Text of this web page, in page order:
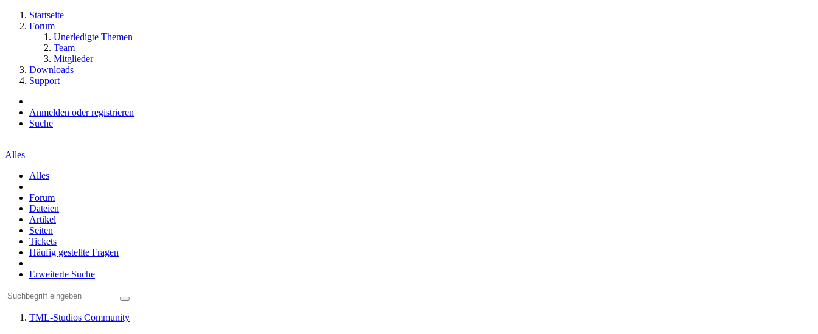
Startseite
Forum
Unerledigte Themen
Team
Mitglieder
Downloads
Support
Anmelden oder registrieren
Suche
Alles
Alles
Forum
Dateien
Artikel
Seiten
Tickets
Häufig gestellte Fragen
Erweiterte Suche
TML-Studios Community